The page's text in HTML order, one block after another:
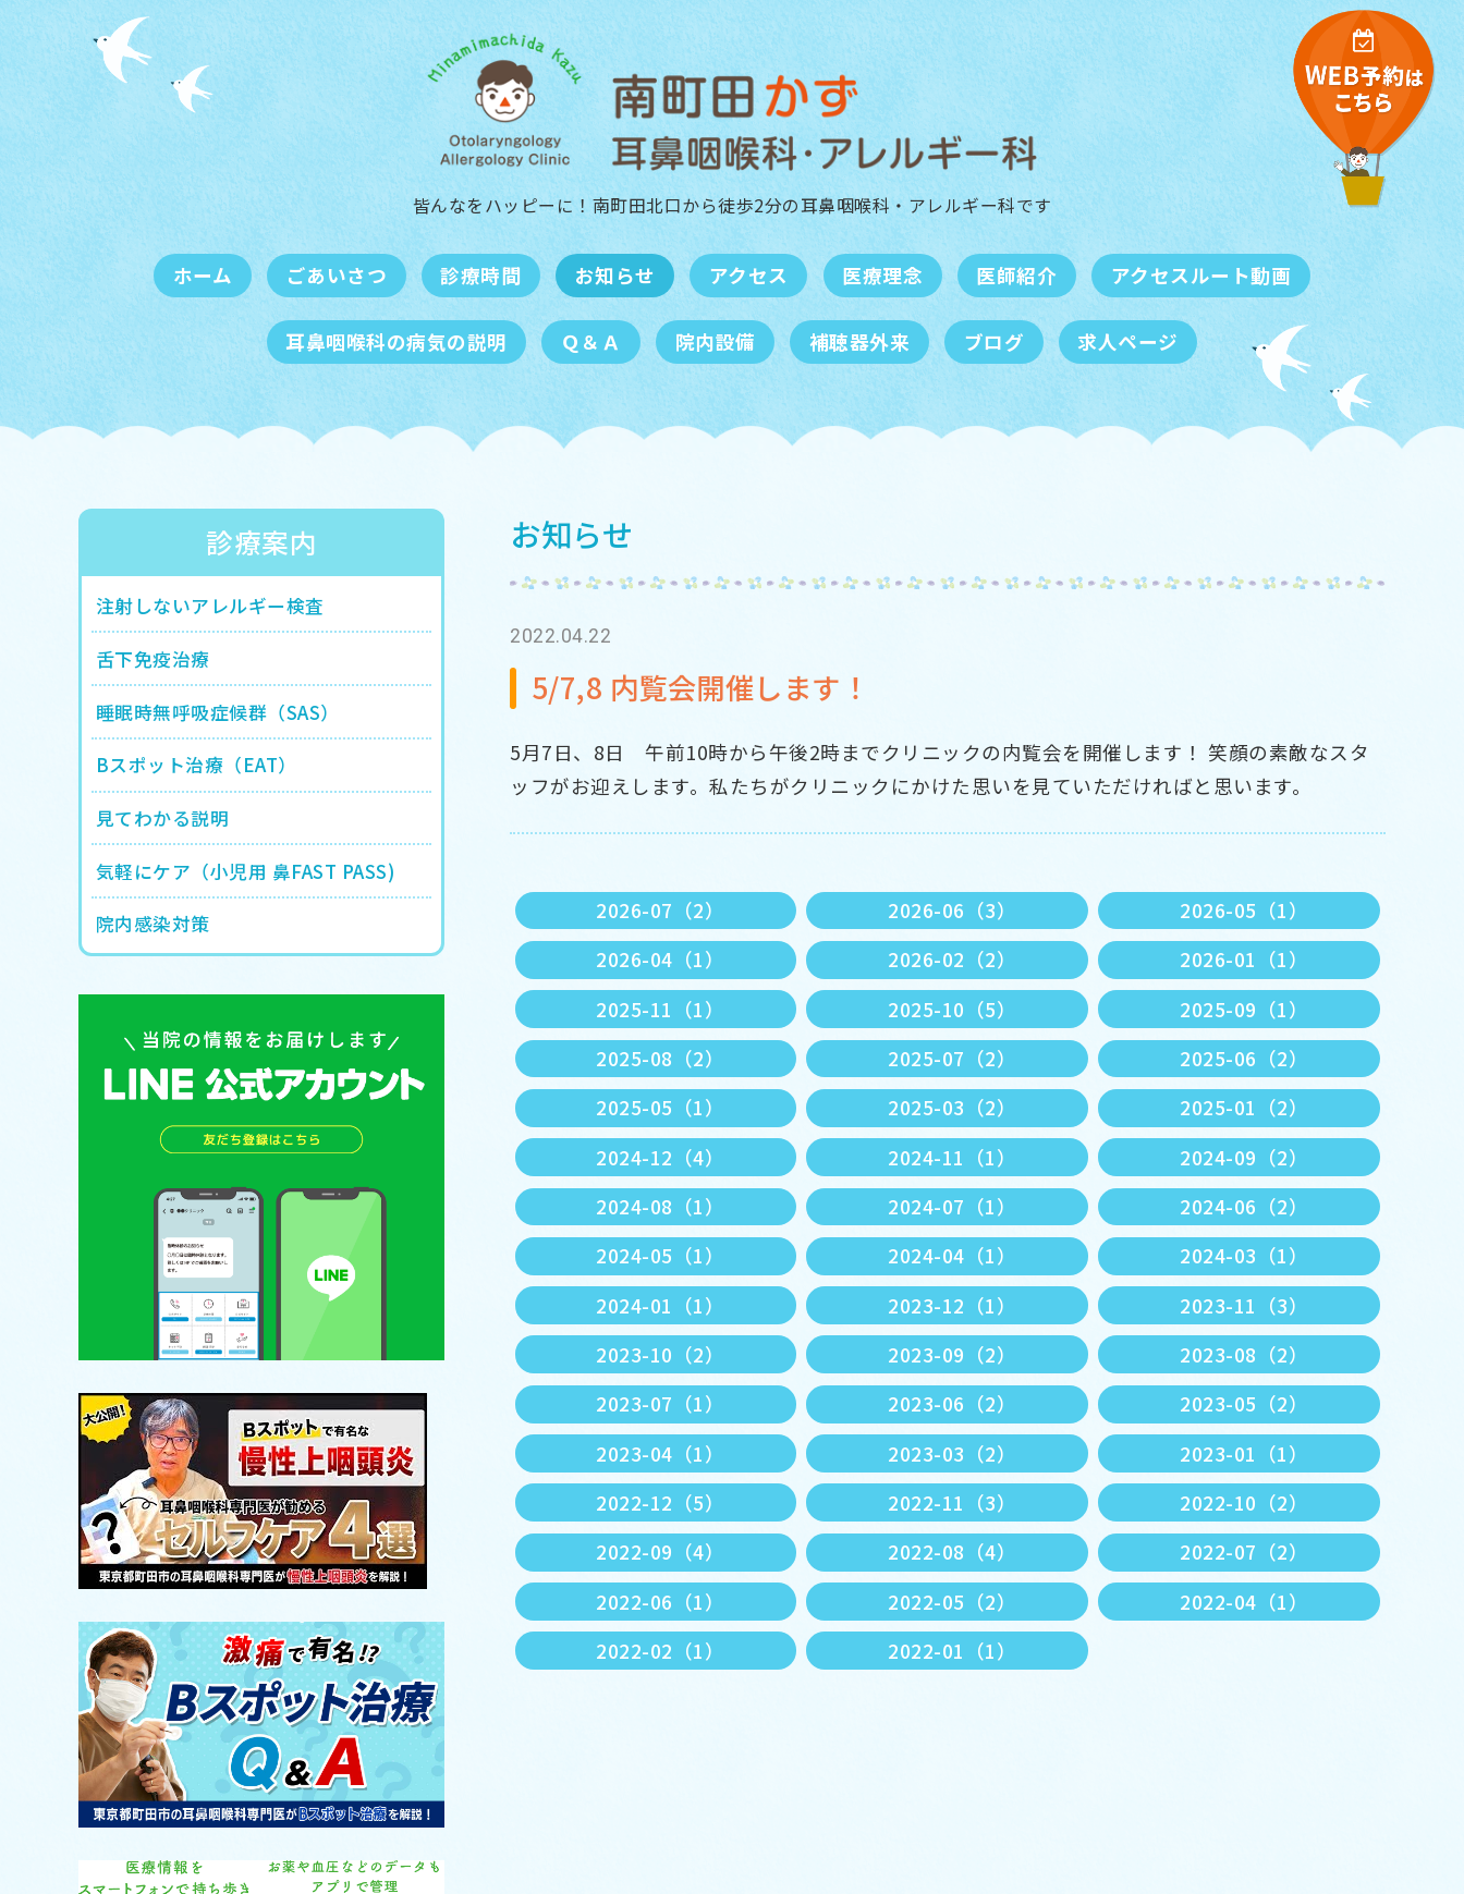
皆んなをハッピーに！南町田北口から徒歩2分の耳鼻咽喉科・アレルギー科です
ホーム ごあいさつ 診療時間 お知らせ アクセス 医療理念 医師紹介 アクセスルート動画
耳鼻咽喉科の病気の説明 Ｑ＆Ａ 院内設備 補聴器外来 ブログ 求人ページ
お知らせ
2022.04.22
5/7,8 内覧会開催します！
5月7日、8日 午前10時から午後2時までクリニックの内覧会を開催します！ 笑顔の素敵なスタ
ッフがお迎えします。私たちがクリニックにかけた思いを見ていただければと思います。
2026-07（2） 2026-06（3）
2026-05（1）
2026-04（1）
2026-02（2）
2026-01（1）
2025-11（1）
2025-10（5）
2025-09（1）
2025-08（2）
2025-07（2）
2025-06（2）
2025-05（1）
2025-03（2）
2025-01（2）
2024-12（4）
2024-11（1）
2024-09（2）
2024-08（1）
2024-07（1）
2024-06（2）
2024-05（1）
2024-04（1）
2024-03（1）
2024-01（1）
2023-12（1）
2023-11（3）
2023-10（2）
2023-09（2）
2023-08（2）
2023-07（1）
2023-06（2）
2023-05（2）
2023-04（1）
2023-03（2）
2023-01（1）
2022-12（5）
2022-11（3）
2022-10（2）
2022-09（4）
2022-08（4）
2022-07（2）
2022-06（1）
2022-05（2）
2022-04（1）
2022-02（1）
2022-01（1）
診療案内
注射しないアレルギー検査
舌下免疫治療
睡眠時無呼吸症候群（SAS）
Bスポット治療（EAT）
見てわかる説明
気軽にケア（小児用 鼻FAST PASS)
院内感染対策